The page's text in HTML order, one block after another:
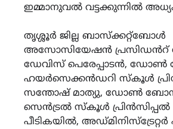
ഇമ്മാനുവൽ വട്ടക്കുന്നിൽ
തൃശ്ശൂർ ജില്ല ബാസ്ക്കറ്റ്ബോൾ
അസോസിയേഷൻ പ്രസിഡൻറ്
ഡേവിസ് പെരേപ്പാടൻ,
ഹയർസെക്കൻഡറി സ്കൂൾ
സന്തോഷ് മാത്യു, ഡോൺ
സെൻട്രൽ സ്കൂൾ
പീടികയിൽ, അഡ്മിനിസ്ട്രേറ്റർ